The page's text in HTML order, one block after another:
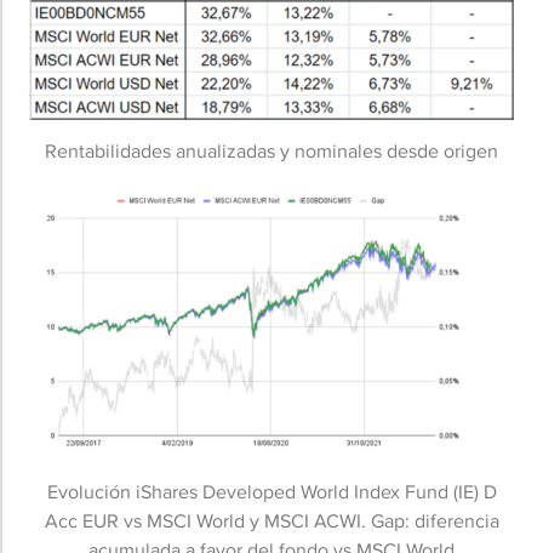
Rentabilidades anualizadas y nominales desde origen
Evolución iShares Developed World Index Fund (IE) D
Acc EUR vs MSCI World y MSCI ACWI. Gap: diferencia